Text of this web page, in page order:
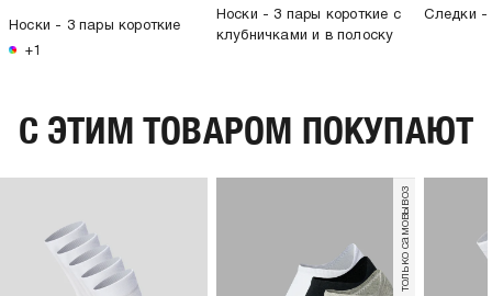
Носки - 3 пары короткие
+1
Носки - 3 пары короткие с
клубничками и в полоску
Следки -
C ЭТИМ ТОВАРОМ ПОКУПАЮТ
только самовывоз